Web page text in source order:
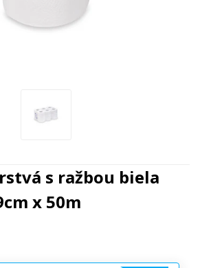
s ražbou biela
x 50m